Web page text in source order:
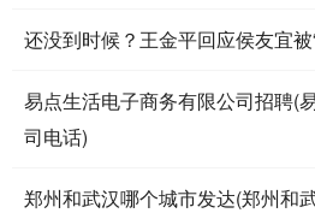
还没到时候？王金平回应侯友宜被
易点生活电子商务有限公司招聘(
司电话)
郑州和武汉哪个城市发达(郑州和